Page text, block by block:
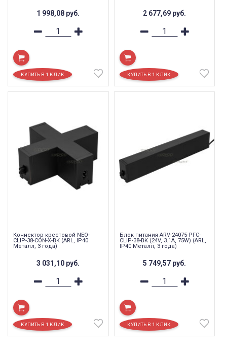
1 998,08 руб. 2 677,69 руб.
Коннектор крестовой NEO-
CLIP-38-CON-X-BK (ARL, IP40
Металл, 3 года)
3 031,10 руб.
Блок питания ARV-24075-PFC-
CLIP-38-BK (24V, 3.1A, 75W) (ARL,
IP40 Металл, 3 года)
5 749,57 руб.